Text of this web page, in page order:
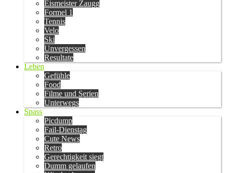
Eismeister Zaugg
Formel 1
Tennis
Velo
Ski
Unvergessen
Resultate
Leben
Gefühle
Food
Filme und Serien
Unterwegs
Spass
Picdump
Fail-Dienstag
Cute News
Retro
Gerechtigkeit siegt
Dumm gelaufen